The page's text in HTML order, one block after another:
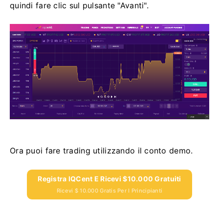
quindi fare clic sul pulsante "Avanti".
Ora puoi fare trading utilizzando il conto demo.
Registra IQCent E Ricevi $10.000 Gratuiti
Ricevi $ 10.000 Gratis Per I Principianti